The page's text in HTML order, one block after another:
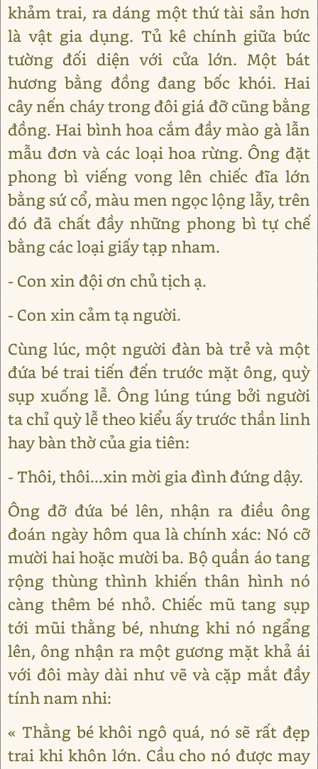
khảm trai, ra dáng một thứ tài sản hơn
là vật gia dụng. Tủ kê chính giữa bức
tường đối diện với cửa lớn. Một bát
hương bằng đồng đang bốc khói. Hai
cây nến cháy trong đôi giá đỡ cũng bằng
đồng. Hai bình hoa cắm đầy mào gà lẫn
mẫu đơn và các loại hoa rừng. Ông đặt
phong bì viếng vong lên chiếc đĩa lớn
bằng sứ cổ, màu men ngọc lộng lẫy, trên
đó đã chất đầy những phong bì tự chế
bằng các loại giấy tạp nham.
- Con xin đội ơn chủ tịch ạ.
- Con xin cảm tạ người.
Cùng lúc, một người đàn bà trẻ và một
đứa bé trai tiến đến trước mặt ông, quỳ
sụp xuống lễ. Ông lúng túng bởi người
ta chỉ quỳ lễ theo kiểu ấy trước thần linh
hay bàn thờ của gia tiên:
- Thôi, thôi...xin mời gia đình đứng dậy.
Ông đỡ đứa bé lên, nhận ra điều ông
đoán ngày hôm qua là chính xác: Nó cỡ
mười hai hoặc mười ba. Bộ quần áo tang
rộng thùng thình khiến thân hình nó
càng thêm bé nhỏ. Chiếc mũ tang sụp
tới mũi thằng bé, nhưng khi nó ngẩng
lên, ông nhận ra một gương mặt khả ái
với đôi mày dài như vẽ và cặp mắt đầy
tính nam nhi:
« Thằng bé khôi ngô quá, nó sẽ rất đẹp
trai khi khôn lớn. Cầu cho nó được may